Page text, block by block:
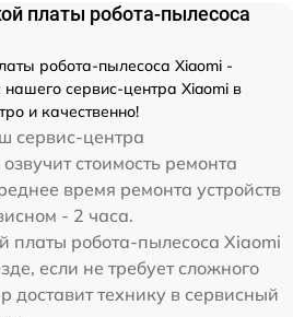
платы робота-пылесоса
робота-пылесоса Xiaomi -
сервис-центра Xiaomi в
и качественно!
сервис-центра
стоимость ремонта
время ремонта устройств
- 2 часа.
платы робота-пылесоса Xiaomi
если не требует сложного
доставит технику в сервисный